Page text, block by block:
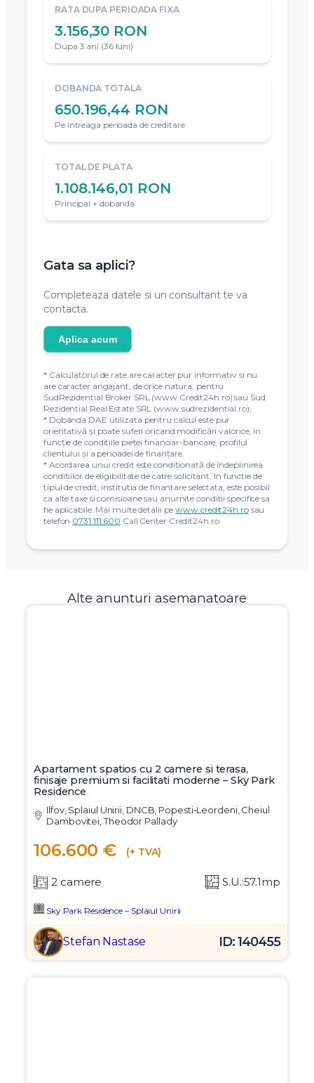
RATA DUPA PERIOADA FIXA
3.156,30 RON
Dupa 3 ani (36 luni)
DOBANDA TOTALA
650.196,44 RON
Pe intreaga perioada de creditare
TOTAL DE PLATA
1.108.146,01 RON
Principal + dobanda
Gata sa aplici?
Completeaza datele si un consultant te va
contacta.
Aplica acum
* Calculatorul de rate are caracter pur informativ si nu
are caracter angajant, de orice natura, pentru
SudRezidential Broker SRL (www.Credit24h.ro) sau Sud
Rezidential Real Estate SRL (www.sudrezidential.ro);
* Dobânda DAE utilizata pentru calcul este pur
orientativă și poate suferi oricand modificări valorice, în
funcție de conditiile pietei financiar-bancare, profilul
clientului și a perioadei de finanțare.
* Acordarea unui credit este condiţionată de îndeplinirea
condiţiilor de eligibilitate de catre solicitant. In functie de
tipul de credit, institutia de finantare selectata, este posibil
ca alte taxe si comisioane sau anumite conditii specifice sa
fie aplicabile. Mai multe detalii pewww.credit24h.rosau
telefon 0731.111.600 Call Center Credit24h.ro
Alte anunturi asemanatoare
Apartament spatios cu 2 camere si terasa,
finisaje premium si facilitati moderne – Sky Park
Residence
Ilfov, Splaiul Unirii, DNCB, Popesti-Leordeni, Cheiul
Dambovitei, Theodor Pallady
106.600 € (+ TVA)
2 camere S.U.:57.1mp
Sky Park Residence – Splaiul Unirii
Stefan Nastase ID: 140455